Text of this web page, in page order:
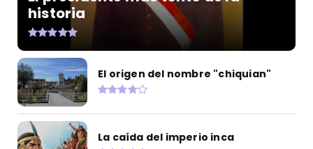
historia
El origen del nombre "chiquian"
La caída del imperio inca